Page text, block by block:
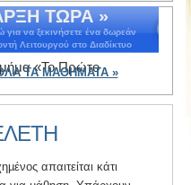
ΤΩΡΑ »
για να ξεκινήσετε ένα δωρεάν
Λειτουργού στο Διαδίκτυο
ΤΑ ΜΑΘΗΜΑΤΑ »
«Το Πρώτο
απαιτείται κάτι